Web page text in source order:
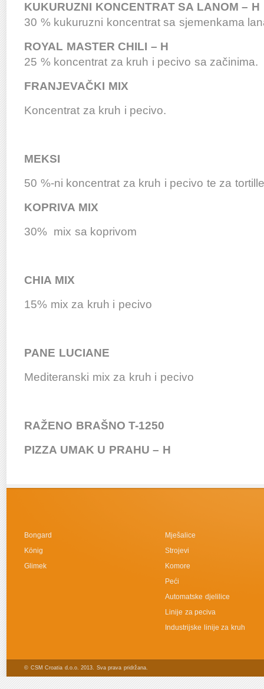
KUKURUZNI KONCENTRAT SA LANOM – H
30 % kukuruzni koncentrat sa sjemenkama
ROYAL MASTER CHILI – H
25 % koncentrat za kruh i pecivo sa začinima.
FRANJEVAČKI MIX
Koncentrat za kruh i pecivo.
MEKSI
50 %-ni koncentrat za kruh i pecivo te za tortille
KOPRIVA MIX
30% mix sa koprivom
CHIA MIX
15% mix za kruh i pecivo
PANE LUCIANE
Mediteranski mix za kruh i pecivo
RAŽENO BRAŠNO T-1250
PIZZA UMAK U PRAHU – H
Bongard
König
Glimek
Mješalice
Strojevi
Komore
Peći
Automatske djelilice
Linije za peciva
Industrijske linije za kruh
© CSM Croatia d.o.o. 2013. Sva prava pridržana.